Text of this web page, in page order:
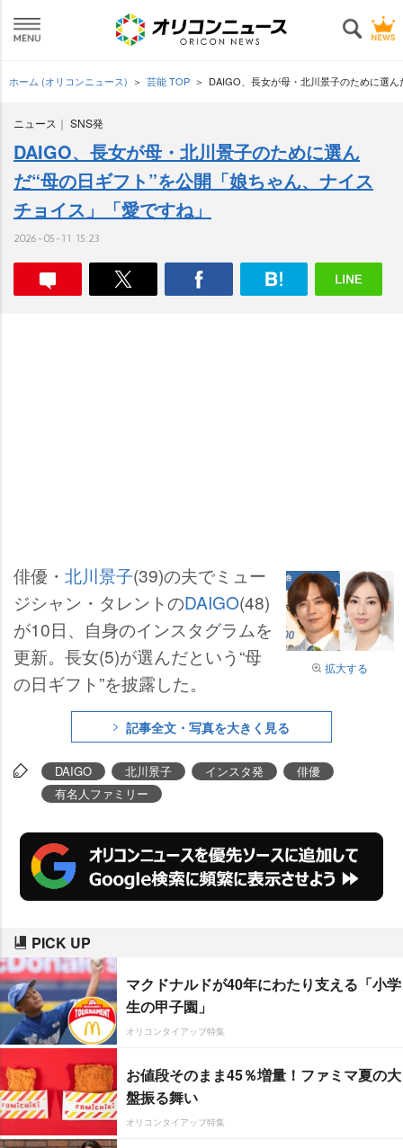
ホーム (オリコンニュース) 芸能 TOP DAIGO、長女が母・北川景子のために選
ニュース SNS発
DAIGO、長女が母・北川景子のために選ん
だ“母の日ギフト”を公開「娘ちゃん、ナイス
チョイス」「愛ですね」
2026-05-11 15:23
拡大する
俳優・ 北川景子(39)の夫でミュー
ジシャン・タレントのDAIGO(48)
が10日、自身のインスタグラムを
更新。長女(5)が選んだという“母
の日ギフト”を披露した。
記事全文・写真を大きく見る
DAIGO 北川景子 インスタ発
俳優
有名人ファミリー
PICK UP
マクドナルドが40年にわたり支える「小学
生の甲子園」
オリコンタイアップ特集
お値段そのまま45％増量！ファミマ夏の大
盤振る舞い
オリコンタイアップ特集